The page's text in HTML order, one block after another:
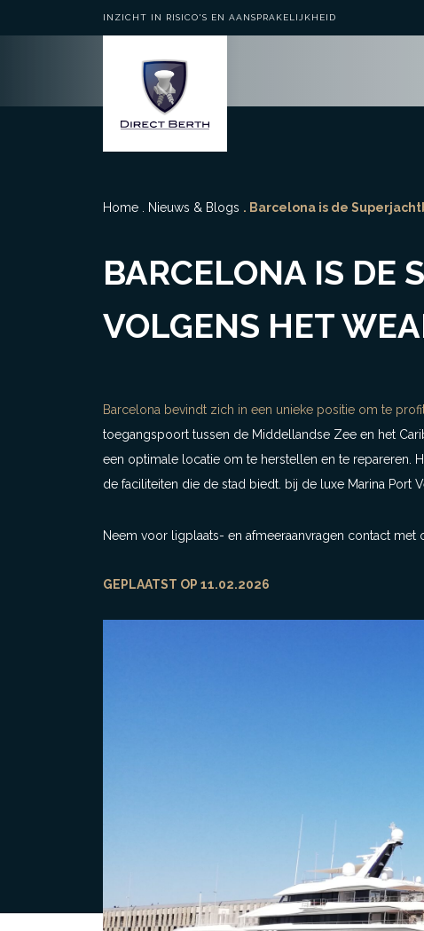
INZICHT IN RISICO'S EN AANSPRAKELIJKHEID
Home. Nieuws & Blogs . Barcelona is de
BARCELONA IS DE
VOLGENS HET
Barcelona bevindt zich in een unieke positie om te
toegangspoort tussen de Middellandse Zee en het
een optimale locatie om te herstellen en te repareren.
de faciliteiten die de stad biedt. bij de luxe Marina Port
Neem voor ligplaats- en afmeeraanvragen contact met
GEPLAATST OP 11.02.2026